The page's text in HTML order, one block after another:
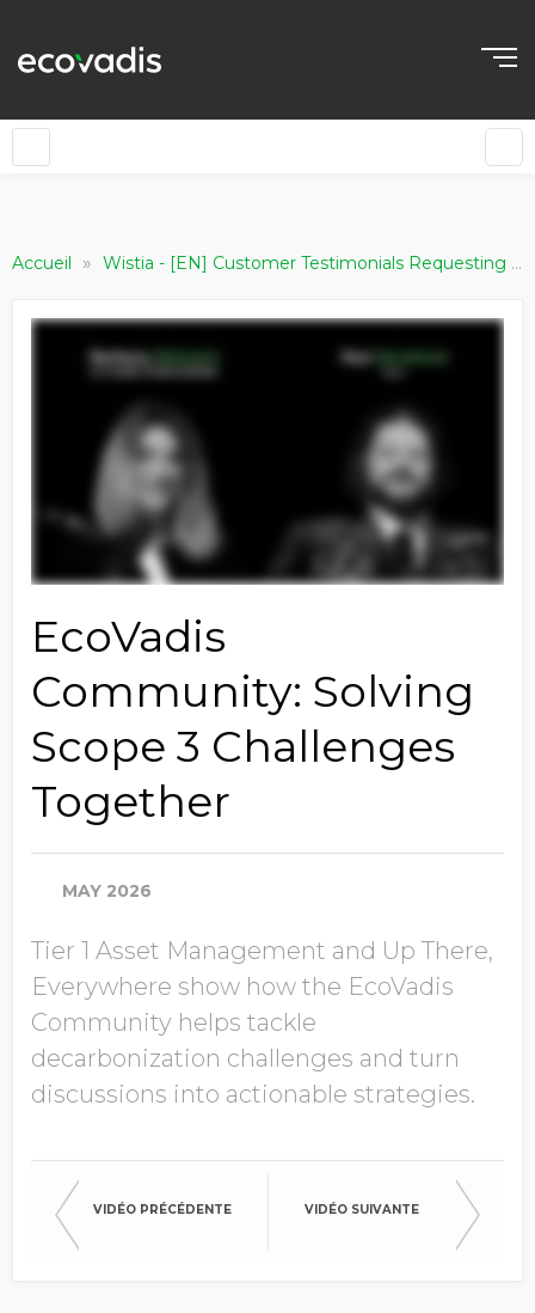
Accueil » Wistia - [EN] Customer Testimonials Requesting Companies
EcoVadis
Community: Solving
Scope 3 Challenges
Together
MAY 2026
Tier 1 Asset Management and Up There,
Everywhere show how the EcoVadis
Community helps tackle
decarbonization challenges and turn
discussions into actionable strategies.
VIDÉO PRÉCÉDENTE VIDÉO SUIVANTE